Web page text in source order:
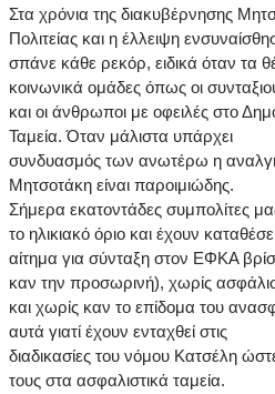
Στα χρόνια της διακυβέρνησης
Πολιτείας και η έλλειψη
σπάνε κάθε ρεκόρ, ειδικά όταν τα
κοινωνικά ομάδες όπως οι
και οι άνθρωποι με οφειλές στο
Ταμεία. Όταν μάλιστα υπάρχει
συνδυασμός των ανωτέρω η
Μητσοτάκη είναι παροιμιώδης.
Σήμερα εκατοντάδες συμπολίτες
το ηλικιακό όριο και έχουν
αίτημα για σύνταξη στον ΕΦΚΑ
καν την προσωρινή), χωρίς
και χωρίς καν το επίδομα του
αυτά γιατί έχουν ενταχθεί στις
διαδικασίες του νόμου Κατσέλη
τους στα ασφαλιστικά ταμεία.